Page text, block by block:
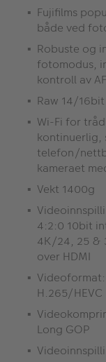
Fujifilms
både ved
Robuste og
fotomodus,
kontroll av
Raw 14/16bit
Wi-Fi for
kontinuerlig,
telefon/
kameraet
Vekt 1400g
4:2:0 10bit
4K/24, 25 &
over HDMI
H.265/HEVC
Long GOP